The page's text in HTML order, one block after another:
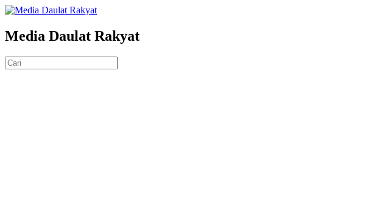
Media Daulat Rakyat